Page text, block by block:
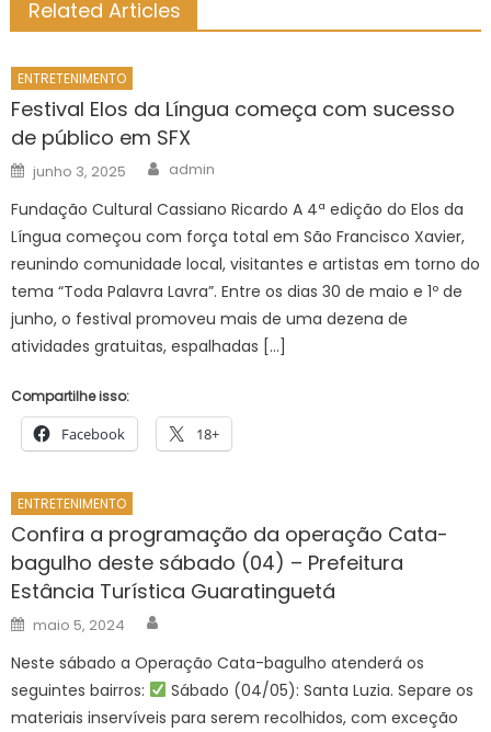
Related Articles
ENTRETENIMENTO
Festival Elos da Língua começa com sucesso
de público em SFX
Posted
on
junho 3, 2025 Author
admin
Fundação Cultural Cassiano Ricardo A 4ª edição do Elos da
Língua começou com força total em São Francisco Xavier,
reunindo comunidade local, visitantes e artistas em torno do
tema “Toda Palavra Lavra”. Entre os dias 30 de maio e 1º de
junho, o festival promoveu mais de uma dezena de
atividades gratuitas, espalhadas […]
Compartilhe isso:
Facebook 18+
ENTRETENIMENTO
Confira a programação da operação Cata-
bagulho deste sábado (04) – Prefeitura
Estância Turística Guaratinguetá
Posted
on
maio 5, 2024
Neste sábado a Operação Cata-bagulho atenderá os
seguintes bairros:
Sábado (04/05): Santa Luzia. Separe os
materiais inservíveis para serem recolhidos, com exceção